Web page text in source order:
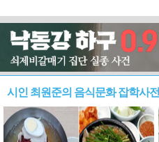
시인 최원준의 음식문화 잡학사전